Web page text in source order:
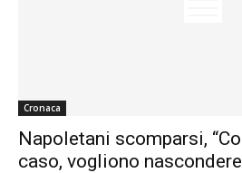
Cronaca
Napoletani scomparsi,
caso, vogliono